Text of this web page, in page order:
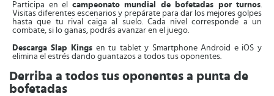
Participa en el campeonato mundial de bofetadas por turnos.
Visitas diferentes escenarios y prepárate para dar los mejores golpes
hasta que tu rival caiga al suelo. Cada nivel corresponde a un
combate, si lo ganas, podrás avanzar en el juego.
Descarga Slap Kings en tu tablet y Smartphone Android e iOS y
elimina el estrés dando guantazos a todos tus oponentes.
Derriba a todos tus oponentes a punta de
bofetadas